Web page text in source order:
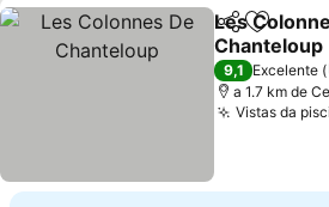
Partilhar
Les
Chanteloup
Ver preços
9,1 Excelente
a 1.7 km de
Vistas da